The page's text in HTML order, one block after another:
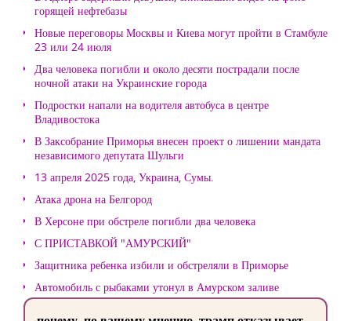
горящей нефтебазы
Новые переговоры Москвы и Киева могут пройти в Стамбуле
23 или 24 июля
Два человека погибли и около десяти пострадали после
ночной атаки на Украинские города
Подростки напали на водителя автобуса в центре
Владивостока
В Заксобрание Приморья внесен проект о лишении мандата
независимого депутата Шульги
13 апреля 2025 года, Украина, Сумы.
Атака дрона на Белгород
В Херсоне при обстреле погибли два человека
С ПРИСТАВКОЙ "АМУРСКИЙ"
Защитника ребенка избили и обстреляли в Приморье
Автомобиль с рыбаками утонул в Амурском заливе